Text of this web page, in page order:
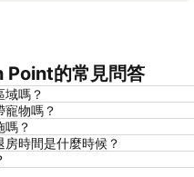
磡
Chai Metro Station
水埗區
港迪士尼樂園
湖口岸
的常見問答
嗎？
物嗎？
？
時間是什麼時候？